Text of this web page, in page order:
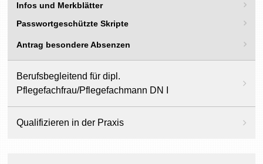
Infos und Merkblätter
Passwortgeschützte Skripte
Antrag besondere Absenzen
Berufsbegleitend für dipl.
Pflegefachfrau/Pflegefachmann DN I
Qualifizieren in der Praxis